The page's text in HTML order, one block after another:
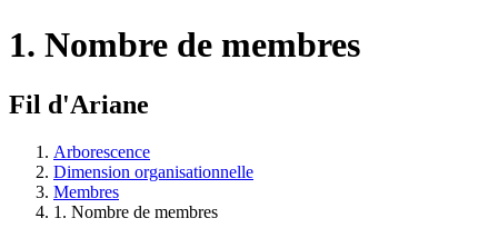
1. Nombre de membres
Fil d'Ariane
Arborescence
Dimension organisationnelle
Membres
1. Nombre de membres